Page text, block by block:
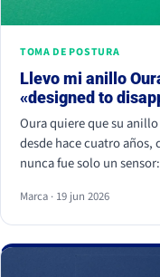
TOMA DE POSTURA
Llevo mi anillo
«designed to
Oura quiere que su
desde hace cuatro años,
nunca fue solo un
símbolo, apagas a la
Marca · 19 jun 2026